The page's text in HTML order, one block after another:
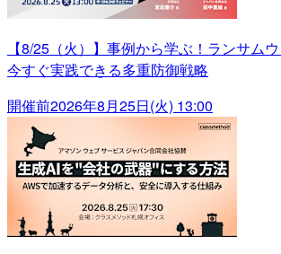
【8/25（火）】事例から学ぶ！ランサム
今すぐ実践できる多重防御戦略
開催前2026年8月25日(火) 13:00